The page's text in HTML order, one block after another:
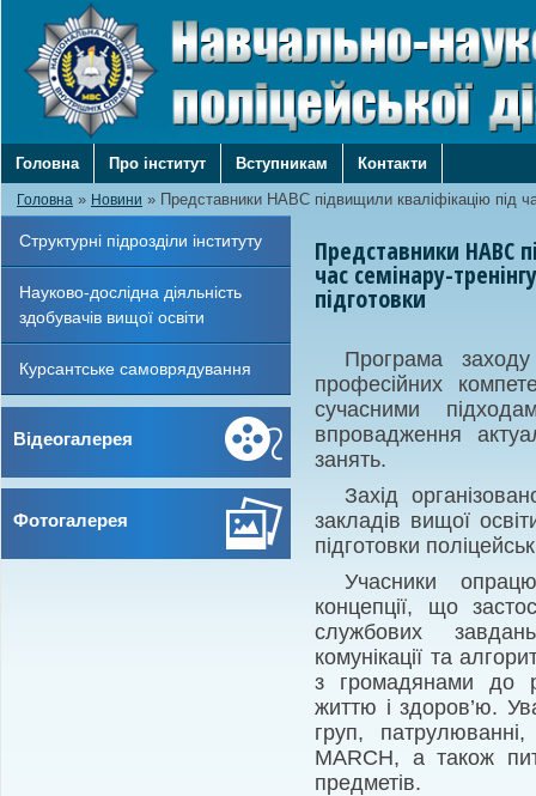
Головна Про інститут Вступникам Контакти
Головна » Новини » Представники НАВС підвищили кваліфікацію під
Структурні підрозділи інституту
Науково-дослідна діяльність
здобувачів вищої освіти
Курсантське самоврядування
Відеогалерея
Фотогалерея
Представники НАВС
час семінару-
підготовки
Програма
професійних
сучасними
впровадження
занять.
Захід
закладів вищої
підготовки
Учасники
концепції, що
службових
комунікації та
з громадянами до
життю і здоров’ю.
груп,
MARCH, а також
предметів.